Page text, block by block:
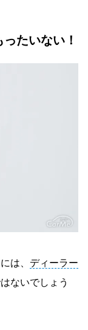
20秒でできる
たいない！
は、 ディーラー
ないでしょう